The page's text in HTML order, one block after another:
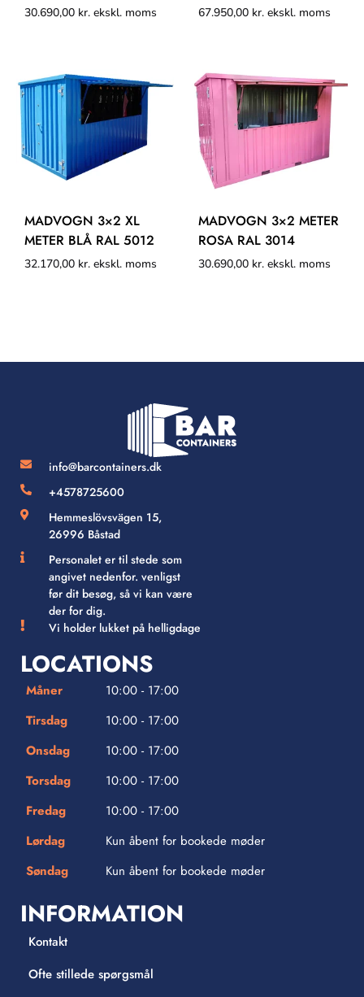
30.690,00 kr. ekskl. moms 67.950,00 kr. ekskl. moms
MADVOGN 3×2 XL
METER BLÅ RAL 5012
32.170,00 kr. ekskl. moms
MADVOGN 3×2 METER
ROSA RAL 3014
30.690,00 kr. ekskl. moms
info@barcontainers.dk
+4578725600
Hemmeslövsvägen 15,
26996 Båstad
Personalet er til stede som
angivet nedenfor. venligst
før dit besøg, så vi kan være
der for dig.
Vi holder lukket på helligdage
LOCATIONS
Måner
10:00 - 17:00
Tirsdag
10:00 - 17:00
Onsdag
10:00 - 17:00
Torsdag
10:00 - 17:00
Fredag
10:00 - 17:00
Lørdag
Kun åbent for bookede møder
Søndag
Kun åbent for bookede møder
INFORMATION
Kontakt
Ofte stillede spørgsmål